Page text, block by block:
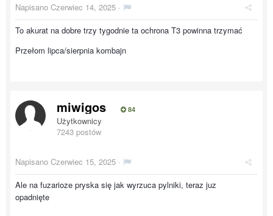
Napisano Czerwiec 14, 2025 ·
To akurat na dobre trzy tygodnie ta ochrona T3 powinna trzymać
Przełom lipca/sierpnia kombajn
miwigos 84
Użytkownicy
7243 postów
Napisano Czerwiec 15, 2025 ·
Ale na fuzarioze pryska się jak wyrzuca pylniki, teraz juz
opadnięte